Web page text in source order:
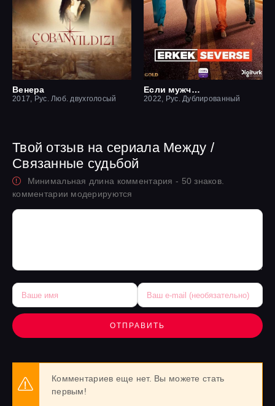
Венера
2017, Рус. Люб. двухголосый
Если мужчина влюблен
2022, Рус. Дублированный
Твой отзыв на сериала Между /
Связанные судьбой
Минимальная длина комментария - 50 знаков.
комментарии модерируются
ОТПРАВИТЬ
Комментариев еще нет. Вы можете стать
первым!